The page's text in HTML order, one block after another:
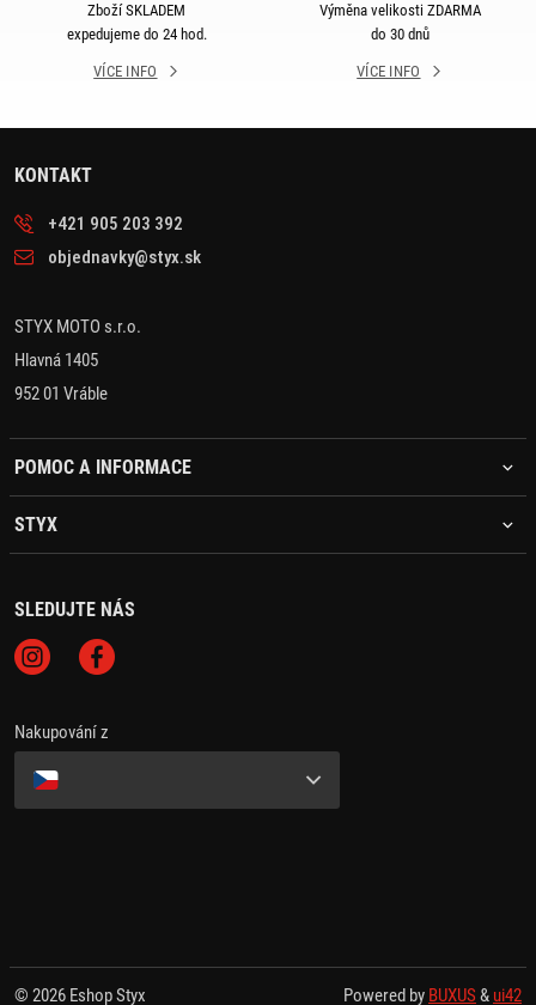
Zboží SKLADEM
expedujeme do 24 hod.
VÍCE INFO
Výměna velikosti ZDARMA
do 30 dnů
VÍCE INFO
KONTAKT
+421 905 203 392
objednavky@styx.sk
STYX MOTO s.r.o.
Hlavná 1405
952 01 Vráble
POMOC A INFORMACE
STYX
SLEDUJTE NÁS
Nakupování z
© 2026 Eshop Styx Powered by BUXUS & ui42